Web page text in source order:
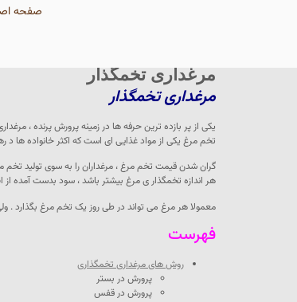
صفحه
مرغداری تخمگذار
مرغداری تخمگذار
یکی از پر بازده ترین حرفه ها در زمینه پرورش پرنده ،
تخم مرغ یکی از مواد غذایی ای است که اکثر خانواده
گران شدن قیمت تخم مرغ ، مرغداران را به سوی تولید
هر اندازه تخمگذار ی مرغ بیشتر باشد ، سود بدست آمده
معمولا هر مرغ می تواند در طی روز یک تخم مرغ بگذارد .
فهرست
روش های مرغداری تخمگذاری
پرورش در بستر
پرورش در قفس